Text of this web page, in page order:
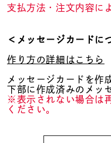
支払方法・注文内容に
＜メッセージカードに
作り方の詳細はこちら
メッセージカードを作
下部に作成済みのメッ
※表示されない場合は
ください。